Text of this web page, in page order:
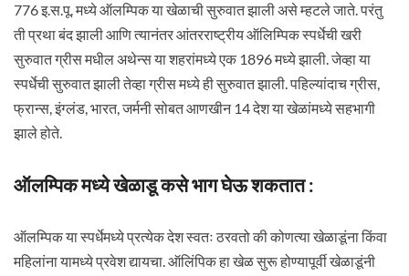
776 इ.स.पू. मध्ये ऑलम्पिक या खेळाची सुरुवात झाली असे म्हटले जाते. परंतु
ती प्रथा बंद झाली आणि त्यानंतर आंतरराष्ट्रीय ऑलिम्पिक स्पर्धेची खरी
सुरुवात ग्रीस मधील अथेन्स या शहरांमध्ये एक 1896 मध्ये झाली. जेव्हा या
स्पर्धेची सुरुवात झाली तेव्हा ग्रीस मध्ये ही सुरुवात झाली. पहिल्यांदाच ग्रीस,
फ्रान्स, इंग्लंड, भारत, जर्मनी सोबत आणखीन 14 देश या खेळांमध्ये सहभागी
झाले होते.
ऑलम्पिक मध्ये खेळाडू कसे भाग घेऊ शकतात :
ऑलम्पिक या स्पर्धेमध्ये प्रत्येक देश स्वतः ठरवतो की कोणत्या खेळाडूंना किंवा
महिलांना यामध्ये प्रवेश द्यायचा. ऑलिंपिक हा खेळ सुरू होण्यापूर्वी खेळाडूंनी